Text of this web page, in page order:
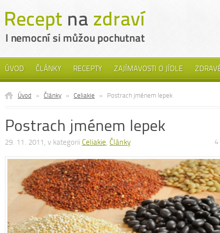
ÚVOD ČLÁNKY RECEPTY ZAJÍMAVOSTI O JÍDLE
Úvod » Články » Celiakie » Postrach jménem lepek
Postrach jménem lepek
29. 11. 2011, v kategorii Celiakie, Články 4